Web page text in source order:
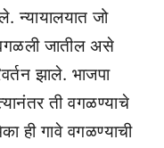
न्यायालयात जो
जातील असे
झाले. भाजपा
ती वगळण्याचे
ही गावे वगळण्याची